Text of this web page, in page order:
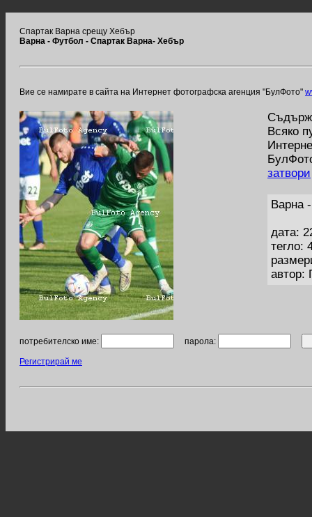
Спартак Варна срещу Хебър
Варна - Футбол - Спартак Варна- Хебър
Вие се намирате в сайта на Интернет фотографска агенция "БулФото"
Всяко
затвори
Варна
дата:
тегло:
автор:
потребителско име: парола:
Регистрирай ме